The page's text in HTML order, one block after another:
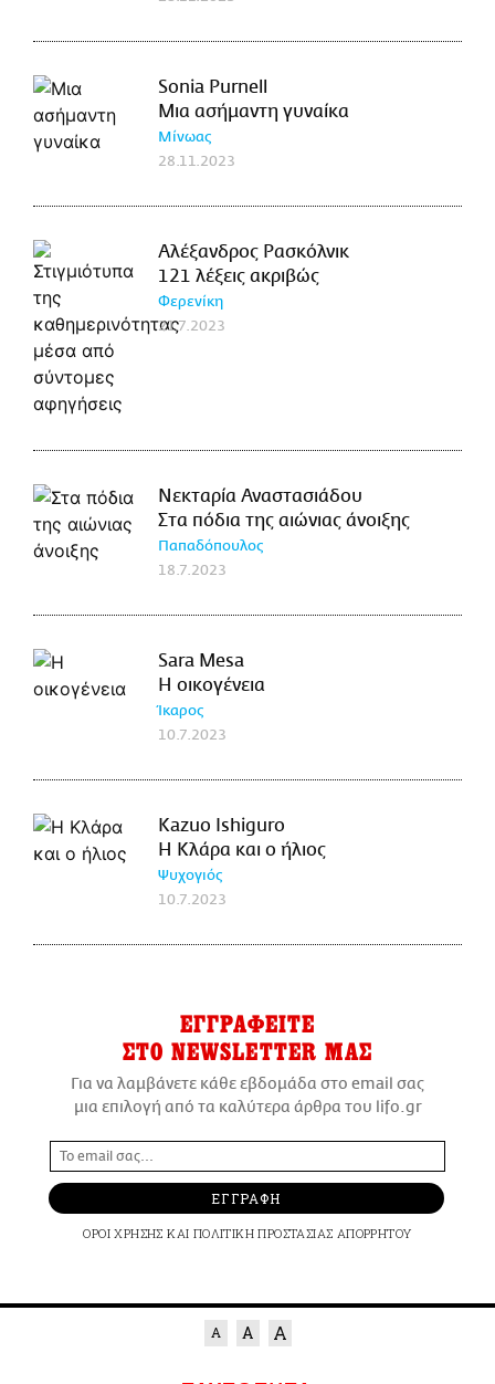
Sonia Purnell
Μια ασήμαντη γυναίκα
Μίνωας
28.11.2023
Αλέξανδρος Ρασκόλνικ
121 λέξεις ακριβώς
Φερενίκη
21.7.2023
Νεκταρία Αναστασιάδου
Στα πόδια της αιώνιας άνοιξης
Παπαδόπουλος
18.7.2023
Sara Mesa
Η οικογένεια
Ίκαρος
10.7.2023
Kazuo Ishiguro
Η Κλάρα και ο ήλιος
Ψυχογιός
10.7.2023
ΕΓΓΡΑΦΕΙΤΕ
ΣΤΟ NEWSLETTER ΜΑΣ
Για να λαμβάνετε κάθε εβδομάδα στο email σας
μια επιλογή από τα καλύτερα άρθρα του lifo.gr
ΕΓΓΡΑΦΗ
ΟΡΟΙ ΧΡΗΣΗΣ ΚΑΙ ΠΟΛΙΤΙΚΗ ΠΡΟΣΤΑΣΙΑΣ ΑΠΟΡΡΗΤΟΥ